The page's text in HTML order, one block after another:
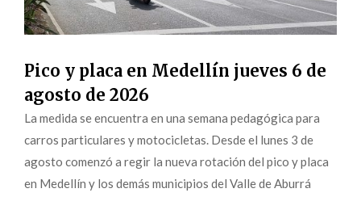
Pico y placa en Medellín jueves 6 de
agosto de 2026
La medida se encuentra en una semana pedagógica para
carros particulares y motocicletas. Desde el lunes 3 de
agosto comenzó a regir la nueva rotación del pico y placa
en Medellín y los demás municipios del Valle de Aburrá